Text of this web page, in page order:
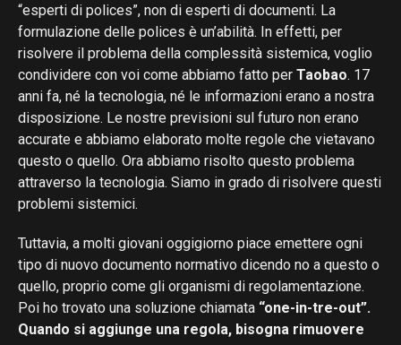
“esperti di polices”, non di esperti di documenti. La
formulazione delle polices è un’abilità. In effetti, per
risolvere il problema della complessità sistemica, voglio
condividere con voi come abbiamo fatto per Taobao. 17
anni fa, né la tecnologia, né le informazioni erano a nostra
disposizione. Le nostre previsioni sul futuro non erano
accurate e abbiamo elaborato molte regole che vietavano
questo o quello. Ora abbiamo risolto questo problema
attraverso la tecnologia. Siamo in grado di risolvere questi
problemi sistemici.
Tuttavia, a molti giovani oggigiorno piace emettere ogni
tipo di nuovo documento normativo dicendo no a questo o
quello, proprio come gli organismi di regolamentazione.
Poi ho trovato una soluzione chiamata “one-in-tre-out”.
Quando si aggiunge una regola, bisogna rimuovere